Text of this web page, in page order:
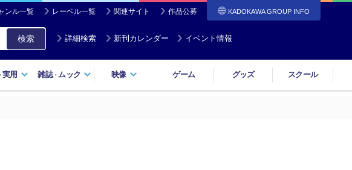
ンル一覧 レーベル一覧 関連サイト 作品公募 KADOKAWA GROUP INFO
検索 詳細検索 新刊カレンダー イベント情報
実用 雑誌・ ムック 映像 ゲーム グッズ スクール